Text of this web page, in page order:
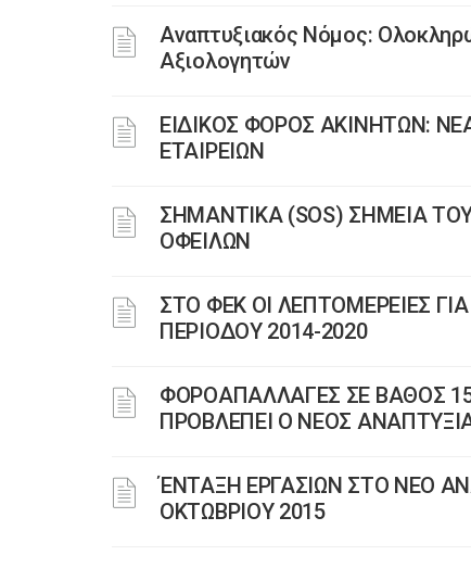
Αναπτυξιακός Νόμος:
Αξιολογητών
ΕΙΔΙΚΟΣ ΦΟΡΟΣ ΑΚΙΝΗΤΩΝ:
ΕΤΑΙΡΕΙΩΝ
ΣΗΜΑΝΤΙΚΑ (SOS) ΣΗΜΕΙΑ
ΟΦΕΙΛΩΝ
ΣΤΟ ΦΕΚ ΟΙ ΛΕΠΤΟΜΕΡΕΙΕΣ
ΠΕΡΙΟΔΟΥ 2014-2020
ΦΟΡΟΑΠΑΛΛΑΓΕΣ ΣΕ ΒΑΘΟΣ
ΠΡΟΒΛΕΠΕΙ Ο ΝΕΟΣ
ΈΝΤΑΞΗ ΕΡΓΑΣΙΩΝ ΣΤΟ ΝΕΟ
ΟΚΤΩΒΡΙΟΥ 2015